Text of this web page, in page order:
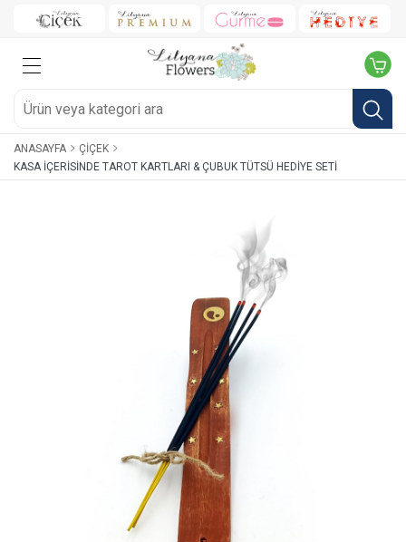
ANASAYFA
ÇIÇEK
KASA İÇERISINDE TAROT KARTLARI & ÇUBUK TÜTSÜ HEDIYE SETI